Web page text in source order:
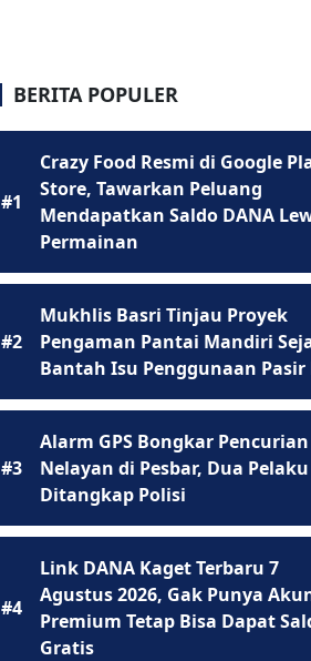
BERITA POPULER
#1
Crazy Food Resmi di Google
Store, Tawarkan Peluang
Mendapatkan Saldo DANA
Permainan
#2
Mukhlis Basri Tinjau Proyek
Pengaman Pantai Mandiri
Bantah Isu Penggunaan
#3
Alarm GPS Bongkar
Nelayan di Pesbar, Dua Pelaku
Ditangkap Polisi
#4
Link DANA Kaget Terbaru 7
Agustus 2026, Gak Punya
Premium Tetap Bisa Dapat
Gratis